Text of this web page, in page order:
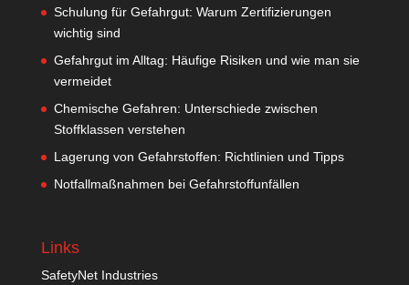
Schulung für Gefahrgut: Warum Zertifizierungen
wichtig sind
Gefahrgut im Alltag: Häufige Risiken und wie man sie
vermeidet
Chemische Gefahren: Unterschiede zwischen
Stoffklassen verstehen
Lagerung von Gefahrstoffen: Richtlinien und Tipps
Notfallmaßnahmen bei Gefahrstoffunfällen
Links
SafetyNet Industries